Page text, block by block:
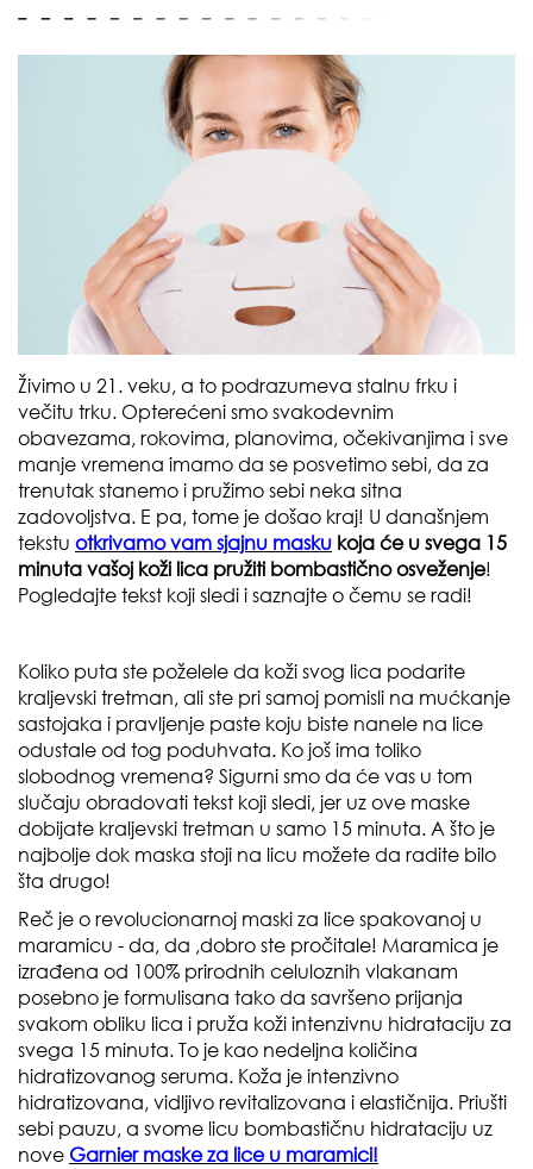
Živimo u 21. veku, a to podrazumeva stalnu frku i
večitu trku. Opterećeni smo svakodevnim
obavezama, rokovima, planovima, očekivanjima i sve
manje vremena imamo da se posvetimo sebi, da za
trenutak stanemo i pružimo sebi neka sitna
zadovoljstva. E pa, tome je došao kraj! U današnjem
tekstu otkrivamo vam sjajnu masku koja će u svega 15
minuta vašoj koži lica pružiti bombastično osveženje!
Pogledajte tekst koji sledi i saznajte o čemu se radi!
Koliko puta ste poželele da koži svog lica podarite
kraljevski tretman, ali ste pri samoj pomisli na mućkanje
sastojaka i pravljenje paste koju biste nanele na lice
odustale od tog poduhvata. Ko još ima toliko
slobodnog vremena? Sigurni smo da će vas u tom
slučaju obradovati tekst koji sledi, jer uz ove maske
dobijate kraljevski tretman u samo 15 minuta. A što je
najbolje dok maska stoji na licu možete da radite bilo
šta drugo!
Reč je o revolucionarnoj maski za lice spakovanoj u
maramicu - da, da ,dobro ste pročitale! Maramica je
izrađena od 100% prirodnih celuloznih vlakanam
posebno je formulisana tako da savršeno prijanja
svakom obliku lica i pruža koži intenzivnu hidrataciju za
svega 15 minuta. To je kao nedeljna količina
hidratizovanog seruma. Koža je intenzivno
hidratizovana, vidljivo revitalizovana i elastičnija. Priušti
sebi pauzu, a svome licu bombastičnu hidrataciju uz
nove Garnier maske za lice u maramici!